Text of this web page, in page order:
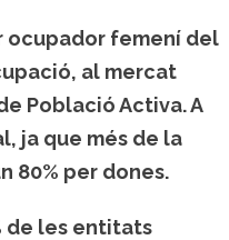
ocupador femení del
al mercat
Població Activa. A
ja que més de la
80% per dones.
de les entitats